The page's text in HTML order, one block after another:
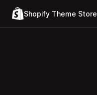
Shopify Theme Store